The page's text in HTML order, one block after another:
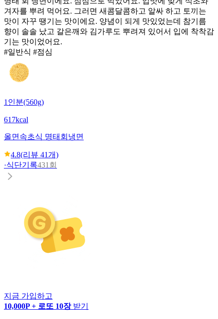
겨자를 뿌려 먹어요. 그러면 새콤달콤하고 알싸 하고 토끼는
맛이 자꾸 땡기는 맛이에요. 양념이 되게 맛있었는데 참기름
향이 솔솔 났고 갈은깨와 김가루도 뿌려져 있어서 입에 착착감
기는 맛이었어요.
#일반식 #점심
1인분(560g)
617kcal
올면 속초식 명태회냉면
4.8(리뷰 41개)
·식단기록431회
지금 가입하고
10,000P + 로또 10장 받기